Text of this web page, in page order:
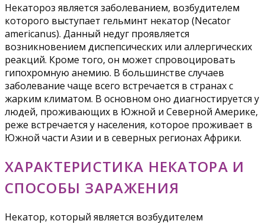
Некатороз является заболеванием, возбудителем
которого выступает гельминт некатор (Necator
americanus). Данный недуг проявляется
возникновением диспепсических или аллергических
реакций. Кроме того, он может спровоцировать
гипохромную анемию. В большинстве случаев
заболевание чаще всего встречается в странах с
жарким климатом. В основном оно диагностируется у
людей, проживающих в Южной и Северной Америке,
реже встречается у населения, которое проживает в
Южной части Азии и в северных регионах Африки.
ХАРАКТЕРИСТИКА НЕКАТОРА И
СПОСОБЫ ЗАРАЖЕНИЯ
Некатор, который является возбудителем